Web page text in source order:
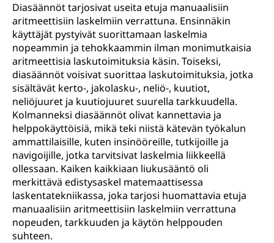
Diasäännöt tarjosivat useita etuja manuaalisiin
aritmeettisiin laskelmiin verrattuna. Ensinnäkin
käyttäjät pystyivät suorittamaan laskelmia
nopeammin ja tehokkaammin ilman monimutkaisia
aritmeettisia laskutoimituksia käsin. Toiseksi,
diasäännöt voisivat suorittaa laskutoimituksia, jotka
sisältävät kerto-, jakolasku-, neliö-, kuutiot,
neliöjuuret ja kuutiojuuret suurella tarkkuudella.
Kolmanneksi diasäännöt olivat kannettavia ja
helppokäyttöisiä, mikä teki niistä kätevän työkalun
ammattilaisille, kuten insinööreille, tutkijoille ja
navigoijille, jotka tarvitsivat laskelmia liikkeellä
ollessaan. Kaiken kaikkiaan liukusääntö oli
merkittävä edistysaskel matemaattisessa
laskentatekniikassa, joka tarjosi huomattavia etuja
manuaalisiin aritmeettisiin laskelmiin verrattuna
nopeuden, tarkkuuden ja käytön helppouden
suhteen.